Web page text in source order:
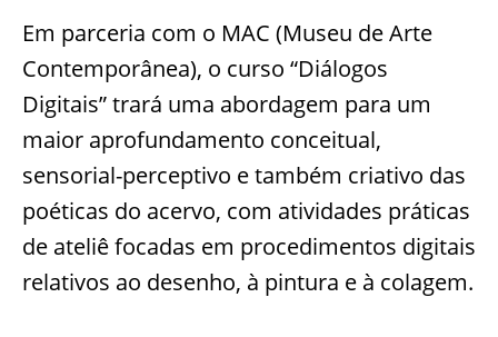
Em parceria com o MAC (Museu de Arte
Contemporânea), o curso “Diálogos
Digitais” trará uma abordagem para um
maior aprofundamento conceitual,
sensorial-perceptivo e também criativo das
poéticas do acervo, com atividades práticas
de ateliê focadas em procedimentos digitais
relativos ao desenho, à pintura e à colagem.